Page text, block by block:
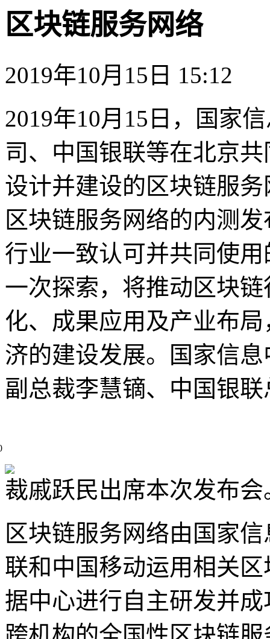
区块链服务网络
2019年10月15日 15:12
2019年10月15日，国家
司、中国银联等在北京
设计并建设的区块链服
区块链服务网络的内测
行业一致认可并共同使
一次探索，将推动区块
化、成果应用及产业布
济的建设发展。国家信
副总裁李慧镝、中国银
裁戚跃民出席本次发布会
区块链服务网络由国家
联和中国移动运用相关
据中心进行自主研发并